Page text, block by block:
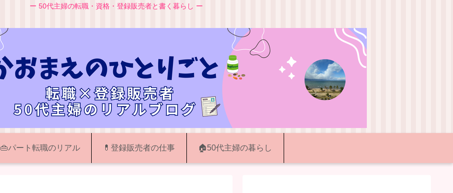
ー 50代主婦の転職・資格・登録販売者と書く暮らし ー
👜パート転職のリアル 💊登録販売者の仕事 🏠50代主婦の暮らし